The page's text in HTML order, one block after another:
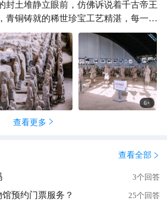
封土堆静立眼前，仿佛诉说着千古帝王
青铜铸就的稀世珍宝工艺精湛，每一处
惊叹。漫步园区，远眺骊山，想象当年
切感受到秦朝的磅礴气势，这场穿越时
明的辉煌有了更深切的体悟。
6+
查看更多 
查看全部 
3个回答
预约门票服务？ 25个回答